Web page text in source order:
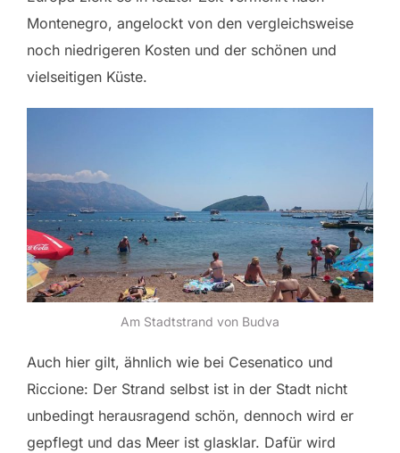
Montenegro, angelockt von den vergleichsweise
noch niedrigeren Kosten und der schönen und
vielseitigen Küste.
Am Stadtstrand von Budva
Auch hier gilt, ähnlich wie bei Cesenatico und
Riccione: Der Strand selbst ist in der Stadt nicht
unbedingt herausragend schön, dennoch wird er
gepflegt und das Meer ist glasklar. Dafür wird